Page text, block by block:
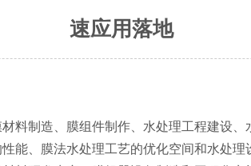
速应用落地
制造、膜组件制作、水处理工程建设、
能、膜法水处理工艺的优化空间和水处理